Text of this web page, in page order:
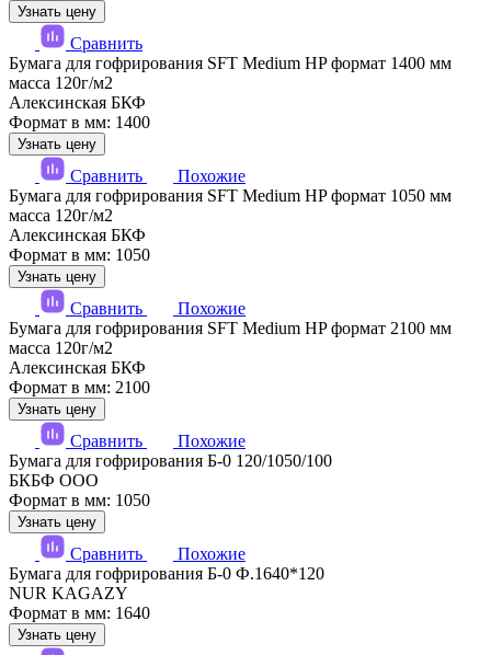
Узнать цену
Сравнить
Бумага для гофрирования SFT Medium HP формат 1400 мм
масса 120г/м2
Алексинская БКФ
Формат в мм: 1400
Узнать цену
Сравнить
Похожие
Бумага для гофрирования SFT Medium HP формат 1050 мм
масса 120г/м2
Алексинская БКФ
Формат в мм: 1050
Узнать цену
Сравнить
Похожие
Бумага для гофрирования SFT Medium HP формат 2100 мм
масса 120г/м2
Алексинская БКФ
Формат в мм: 2100
Узнать цену
Сравнить
Похожие
Бумага для гофрирования Б-0 120/1050/100
БКБФ ООО
Формат в мм: 1050
Узнать цену
Сравнить
Похожие
Бумага для гофрирования Б-0 Ф.1640*120
NUR KAGAZY
Формат в мм: 1640
Узнать цену